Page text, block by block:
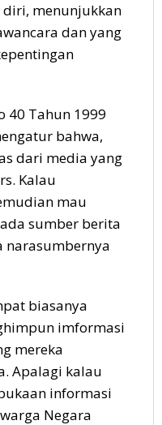
menunjukkan
dan yang
40 Tahun 1999
bahwa,
dari media yang
Kalau
mau
sumber berita
narasumbernya
biasanya
imformasi
mereka
Apalagi kalau
informasi
Negara